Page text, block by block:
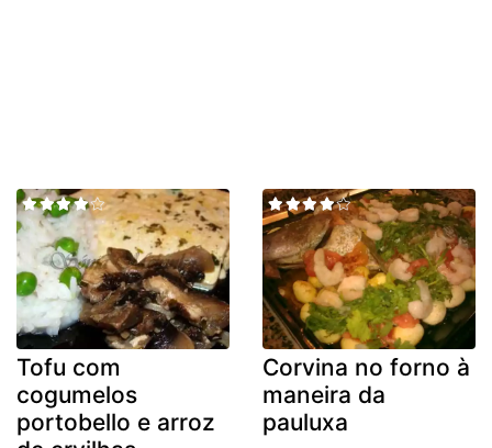
Tofu com
cogumelos
portobello e arroz
Corvina no forno à
maneira da
pauluxa